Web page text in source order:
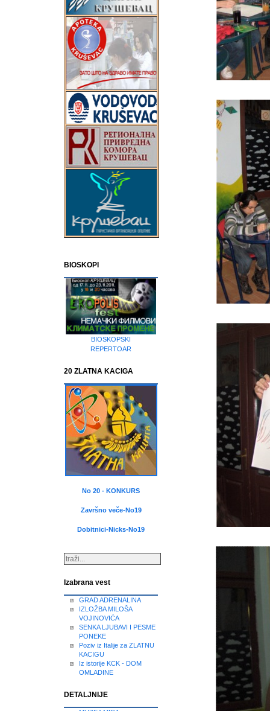
BIOSKOPI
BIOSKOPSKI
REPERTOAR
20 ZLATNA KACIGA
No 20 - KONKURS
Završno veče-No19
Dobitnici-Nicks-No19
Izabrana vest
GRAD ADRENALINA
IZLOŽBA MILOŠA
VOJINOVIĆA
SENKA LJUBAVI I PESME
PONEKE
Poziv iz Italije za ZLATNU
KACIGU
Iz istorije KCK - DOM
OMLADINE
DETALJNIJE